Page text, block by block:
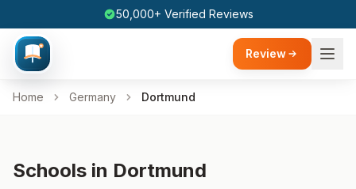
50,000+ Verified Reviews
Review
Home Germany Dortmund
Schools in Dortmund